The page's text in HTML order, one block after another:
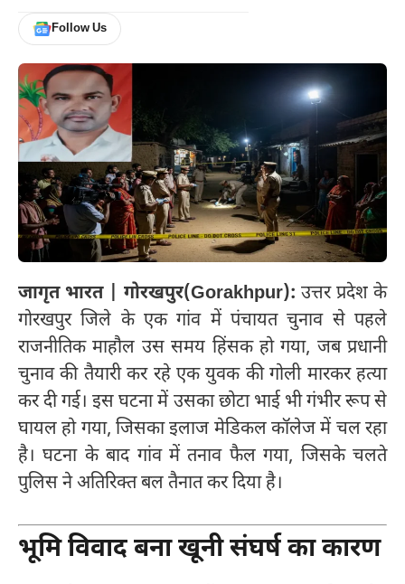
Follow Us
जागृत भारत | गोरखपुर(Gorakhpur): उत्तर प्रदेश के
गोरखपुर जिले के एक गांव में पंचायत चुनाव से पहले
राजनीतिक माहौल उस समय हिंसक हो गया, जब प्रधानी
चुनाव की तैयारी कर रहे एक युवक की गोली मारकर हत्या
कर दी गई। इस घटना में उसका छोटा भाई भी गंभीर रूप से
घायल हो गया, जिसका इलाज मेडिकल कॉलेज में चल रहा
है। घटना के बाद गांव में तनाव फैल गया, जिसके चलते
पुलिस ने अतिरिक्त बल तैनात कर दिया है।
भूमि विवाद बना खूनी संघर्ष का कारण